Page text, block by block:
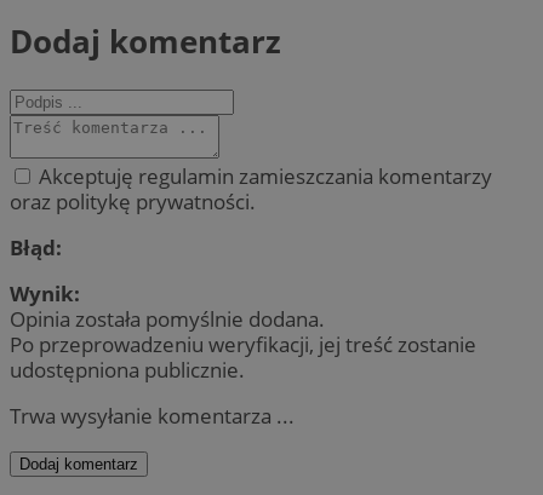
Dodaj komentarz
Akceptuję regulamin zamieszczania komentarzy
oraz politykę prywatności.
Błąd:
Wynik:
Opinia została pomyślnie dodana.
Po przeprowadzeniu weryfikacji, jej treść zostanie
udostępniona publicznie.
Trwa wysyłanie komentarza ...
Dodaj komentarz